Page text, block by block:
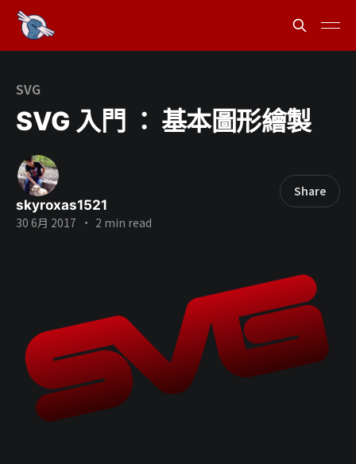
SVG
SVG 入門 ： 基本圖形繪製
skyroxas1521
30 6月 2017 • 2 min read
Share